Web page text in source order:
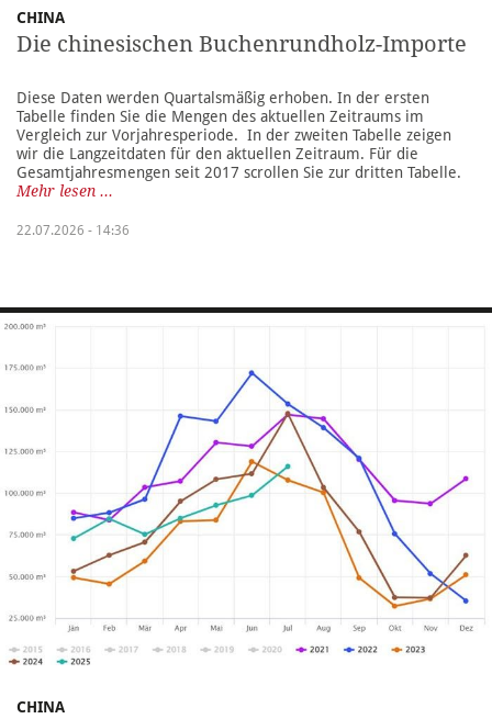
CHINA
Die chinesischen Buchenrundholz-Importe
Diese Daten werden Quartalsmäßig erhoben. In der ersten
Tabelle finden Sie die Mengen des aktuellen Zeitraums im
Vergleich zur Vorjahresperiode. In der zweiten Tabelle zeigen
wir die Langzeitdaten für den aktuellen Zeitraum. Für die
Gesamtjahresmengen seit 2017 scrollen Sie zur dritten Tabelle.
Mehr lesen ...
22.07.2026 - 14:36
CHINA